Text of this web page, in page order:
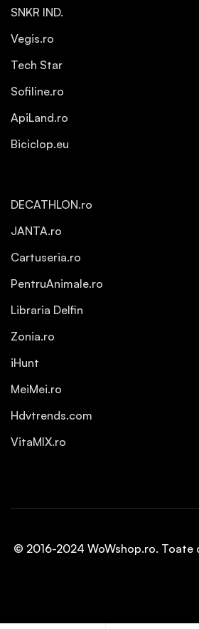
SNKR IND.
Vegis.ro
Tech Star
Sofiline.ro
ApiLand.ro
Biciclop.eu
DECATHLON.ro
JANTA.ro
Cartuseria.ro
PentruAnimale.ro
Libraria Delfin
Zonia.ro
iHunt
MeiMei.ro
Hdvtrends.com
VitaMIX.ro
© 2016-2024 WoWshop.ro. Toate